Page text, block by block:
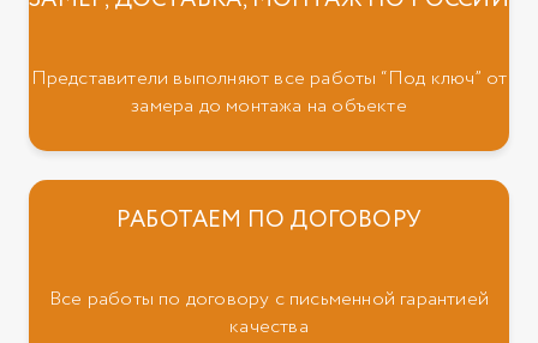
Представители выполняют все работы “Под ключ” от
замера до монтажа на объекте
РАБОТАЕМ ПО ДОГОВОРУ
Все работы по договору с письменной гарантией
качества